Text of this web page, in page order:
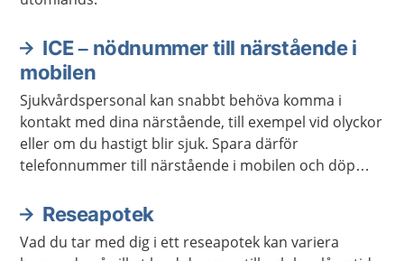
ICE – nödnummer till närstående i
mobilen
Sjukvårdspersonal kan snabbt behöva komma i
kontakt med dina närstående, till exempel vid olyckor
eller om du hastigt blir sjuk. Spara därför
telefonnummer till närstående i mobilen och döp
Reseapotek
Vad du tar med dig i ett reseapotek kan variera